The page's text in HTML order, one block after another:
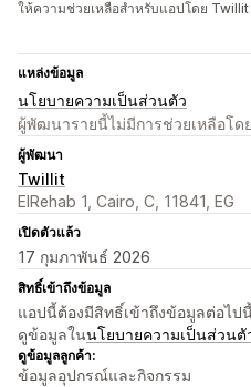
ให้ความช่วยเหลือสำหรับแอปโดย Twillit
แหล่งข้อมูล
นโยบายความเป็นส่วนตัว
ผู้พัฒนารายนี้ไม่มีการช่วยเหลือโด
ผู้พัฒนา
Twillit
ElRehab 1, Cairo, C, 11841, EG
เปิดตัวแล้ว
17 กุมภาพันธ์ 2026
สิทธิ์เข้าถึงข้อมูล
แอปนี้ต้องมีสิทธิ์เข้าถึงข้อมูลต่อไ
ดูข้อมูลในนโยบายความเป็นส่วนตั
ดูข้อมูลลูกค้า:
ข้อมูลอุปกรณ์และกิจกรรม